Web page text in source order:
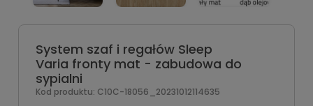
System szaf i regałów Sleep
Varia fronty mat - zabudowa do
sypialni
Kod produktu: C10C-18056_20231012114635